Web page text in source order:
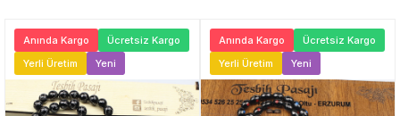
Anında Kargo
Ücretsiz Kargo
Yerli Üretim
Yeni
Anında Kargo
Ücretsiz Kargo
Yerli Üretim
Yeni